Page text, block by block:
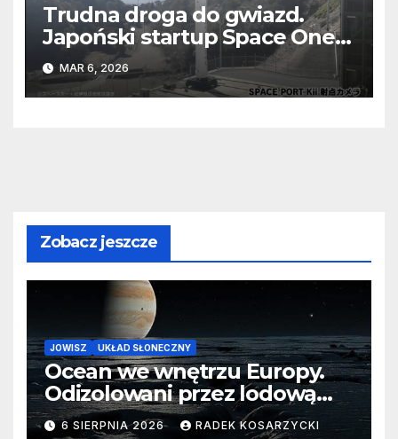
Trudna droga do gwiazd.
Japoński startup Space One
po raz trzeci przegrał z
grawitacją
MAR 6, 2026
Zobacz jeszcze
JOWISZ UKŁAD SŁONECZNY
Ocean we wnętrzu Europy.
Odizolowani przez lodową
barierę
6 SIERPNIA 2026 RADEK KOSARZYCKI